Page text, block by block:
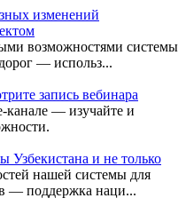
изменений
возможностями системы
— использ...
запись вебинара
канале — изучайте и
Узбекистана и не только
нашей системы для
— поддержка наци...